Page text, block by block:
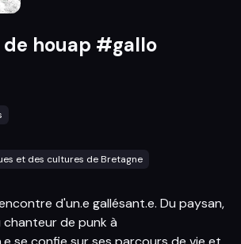
de houap #gallo
et des cultures de Bretagne
d'un.e gallésant.e. Du paysan,
de punk à